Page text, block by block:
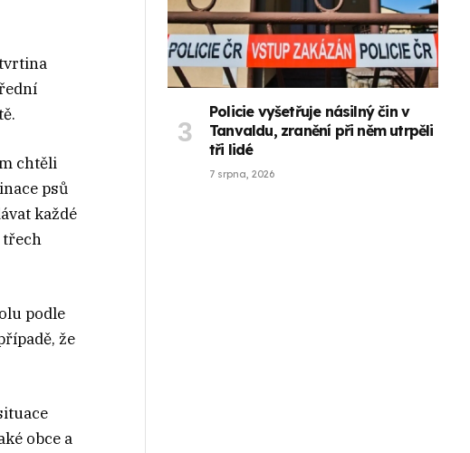
chtěli
psů
každé
třech
podle
že
obce a
Policie vyšetřuje násilný čin v
Tanvaldu, zranění při něm utrpěli
tři lidé
7 srpna, 2026